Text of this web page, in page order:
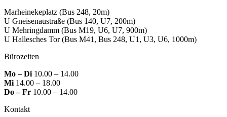
Marheinekeplatz (Bus 248, 20m)
U Gneisenaustraße (Bus 140, U7, 200m)
U Mehringdamm (Bus M19, U6, U7, 900m)
U Hallesches Tor(Bus M41, Bus 248, U1, U3, U6, 1000m)
Bürozeiten
Mo – Di 10.00 – 14.00
Mi 14.00 – 18.00
Do – Fr 10.00 – 14.00
Kontakt